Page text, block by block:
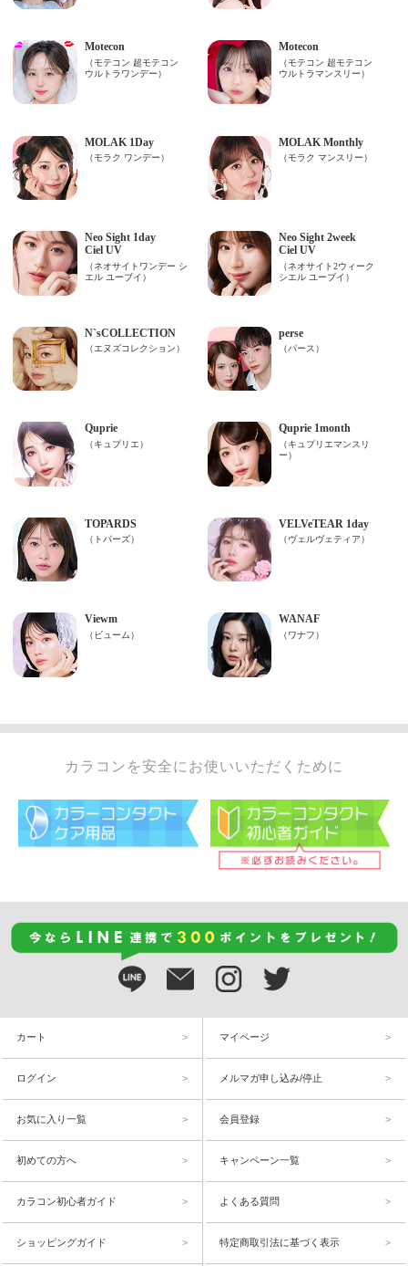
カラコンを安全にお使いいただくために
カート マイページ
ログイン メルマガ申し込み/停止
お気に入り一覧 会員登録
初めての方へ キャンペーン一覧
カラコン初心者ガイド よくある質問
ショッピングガイド 特定商取引法に基づく表示